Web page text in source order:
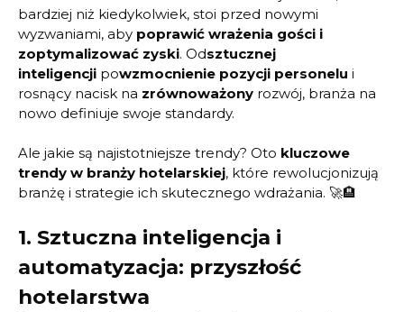
bardziej niż kiedykolwiek, stoi przed nowymi
wyzwaniami, aby poprawić wrażenia gości i
zoptymalizować zyski. Odsztucznej
inteligencji powzmocnienie pozycji personelu i
rosnący nacisk na zrównoważony rozwój, branża na
nowo definiuje swoje standardy.
Ale jakie są najistotniejsze trendy? Oto kluczowe
trendy w branży hotelarskiej, które rewolucjonizują
branżę i strategie ich skutecznego wdrażania. 🚀🏨
1. Sztuczna inteligencja i
automatyzacja: przyszłość
hotelarstwa